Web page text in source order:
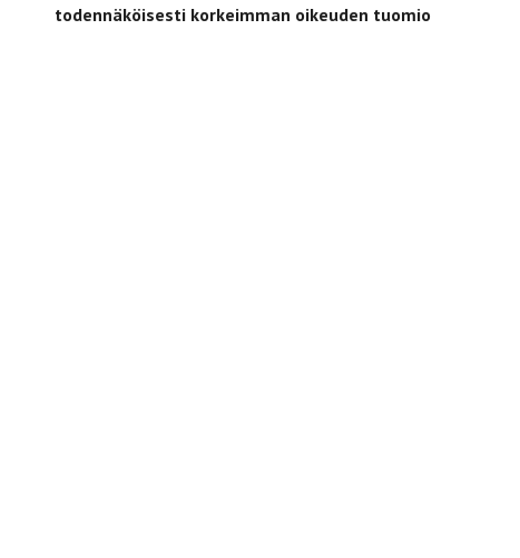
todennäköisesti korkeimman oikeuden tuomio